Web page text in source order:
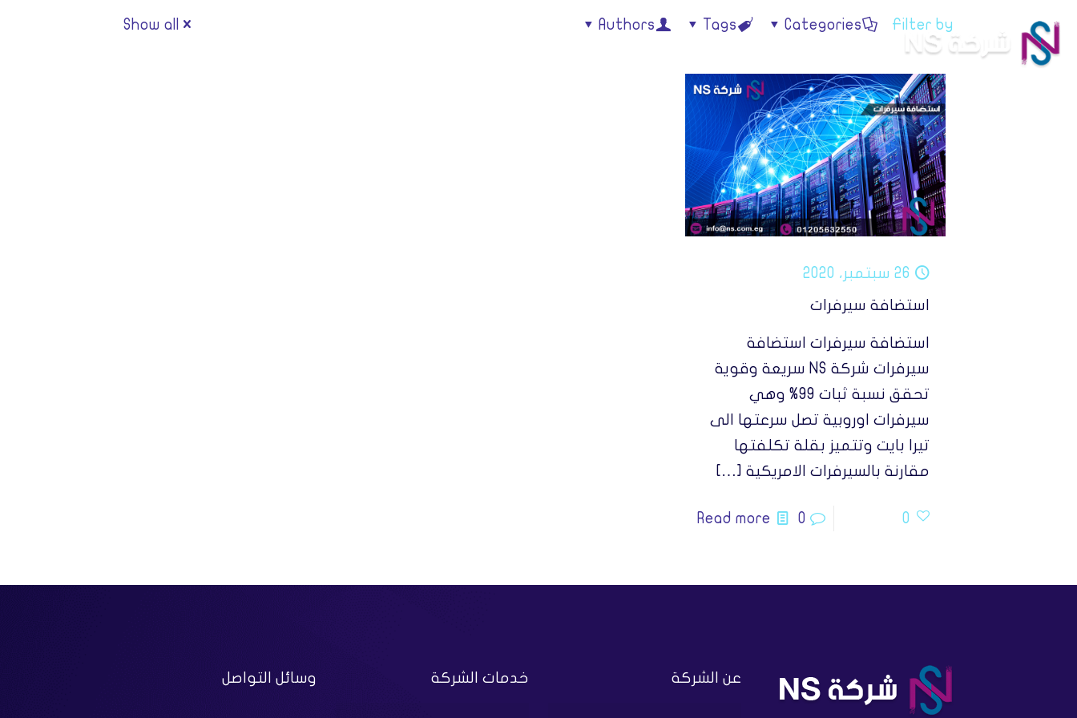
Filter by
Categories
Tags
Authors
Show all
26 سبتمبر، 2020
استضافة سيرفرات
استضافة سيرفرات استضافة
سيرفرات شركة NS سريعة وقوية
تحقق نسبة ثبات 99% وهي
سيرفرات اوروبية تصل سرعتها الى
تيرا بايت وتتميز بقلة تكلفتها
مقارنة بالسيرفرات الامريكية […]
0
0
Read more
عن الشركة خدمات الشركة وسائل التواصل